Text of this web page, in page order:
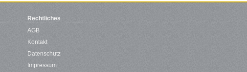
Rechtliches
AGB
Kontakt
Datenschutz
Impressum